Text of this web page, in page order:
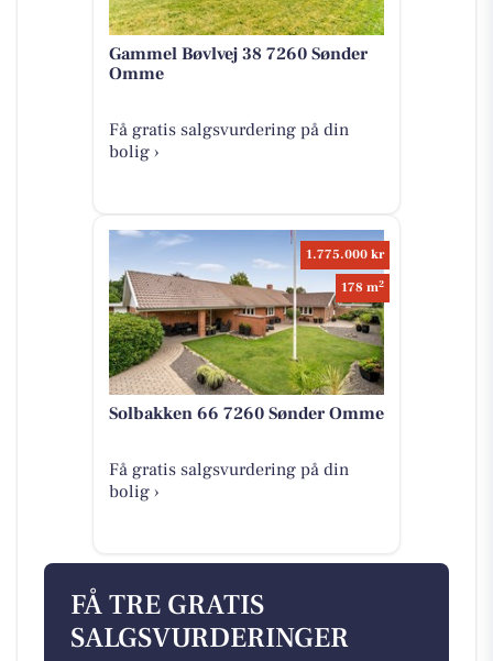
Gammel Bøvlvej 38 7260 Sønder
Omme
Få gratis salgsvurdering på din
bolig ›
1.775.000 kr
178 m2
Solbakken 66 7260 Sønder Omme
Få gratis salgsvurdering på din
bolig ›
FÅ TRE GRATIS
SALGSVURDERINGER